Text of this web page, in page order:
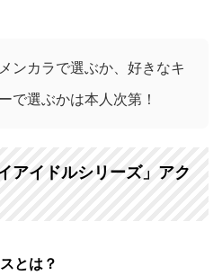
ンカラで選ぶか、好きなキ
で選ぶかは本人次第！
アイドルシリーズ」アク
とは？